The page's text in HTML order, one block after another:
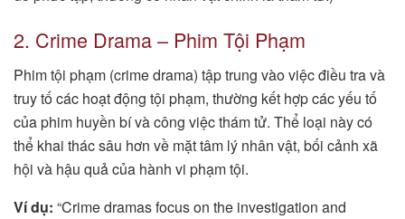
2. Crime Drama – Phim Tội Phạm
Phim tội phạm (crime drama) tập trung vào việc điều tra và
truy tố các hoạt động tội phạm, thường kết hợp các yếu tố
của phim huyền bí và công việc thám tử. Thể loại này có
thể khai thác sâu hơn về mặt tâm lý nhân vật, bối cảnh xã
hội và hậu quả của hành vi phạm tội.
Ví dụ: “Crime dramas focus on the investigation and